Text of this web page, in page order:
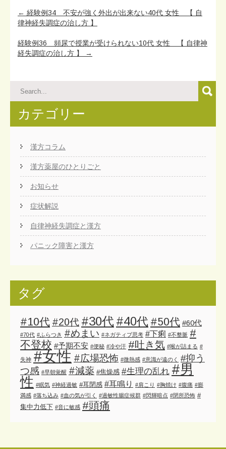
Post
navigation
← 経験例34 不安が強く外出が出来ない40代 女性 【 自
律神経失調症の治し方 】
経験例36 頻尿で授業が受けられない10代 女性 【 自律神
経失調症の治し方 】
→
カテゴリー
漢方コラム
漢方薬屋のひとりごと
お知らせ
症状解説
自律神経失調症と漢方
パニック障害と漢方
タグ
#10代 #20代 #30代 #40代 #50代 #60代
#70代 #ふらつき #めまい #ネガティブ思考 #下痢 #不整脈 #
不登校 #予期不安 #便秘 #冷や汗 #吐き気 #喉が詰まる #
失神 #女性 #広場恐怖 #微熱感 #意識が遠のく
#抑う
つ感 #早朝覚醒 #減薬 #焦燥感 #生理の乱れ #男
性 #眠気 #神経過敏 #耳閉感 #耳鳴り #肩こり #胸焼け #腹痛 #膨
満感 #落ち込み #血の気が引く #過敏性腸症候群 #閃輝暗点 #閉所恐怖 #
集中力低下 #音に敏感 #頭痛